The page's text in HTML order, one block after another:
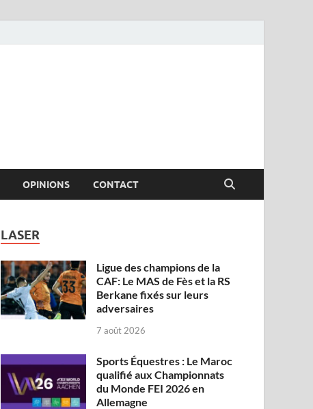
OPINIONS CONTACT
LASER
Ligue des champions de la
CAF: Le MAS de Fès et la RS
Berkane fixés sur leurs
adversaires
7 août 2026
Sports Équestres : Le Maroc
qualifié aux Championnats
du Monde FEI 2026 en
Allemagne